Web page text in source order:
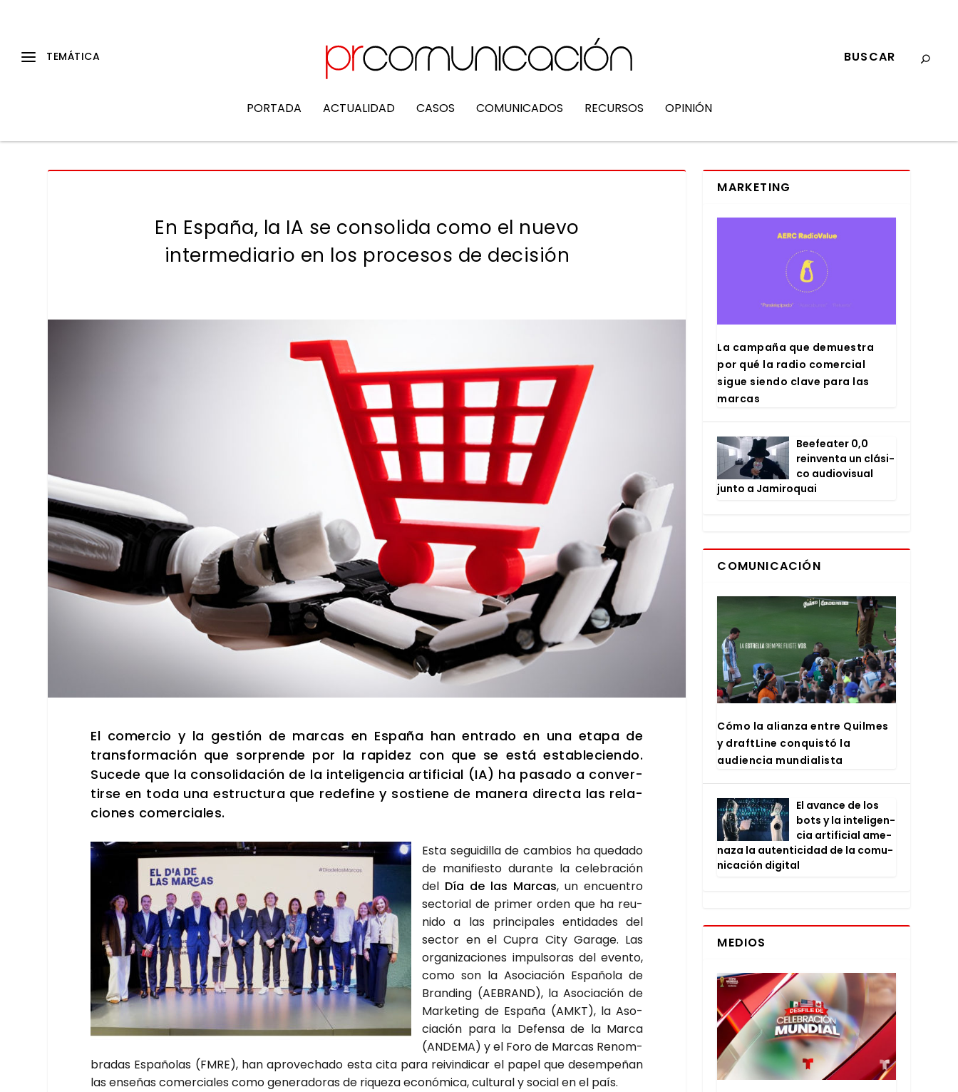
PORTADA ACTUALIDAD CASOS COMUNICADOS RECURSOS OPINIÓN
En España, la IA se consolida como el nuevo
intermediario en los procesos de decisión
El comer­cio y la ges­tión de mar­cas en Espa­ña han entra­do en una eta­pa de
trans­for­ma­ción que sor­pren­de por la rapi­dez con que se está esta­ble­cien­do.
Suce­de que la con­so­li­da­ción de la inte­li­gen­cia arti­fi­cial (IA) ha pasa­do a con­ver­
tir­se en toda una estruc­tu­ra que rede­fi­ne y sos­tie­ne de mane­ra direc­ta las rela­
cio­nes comer­cia­les.
Esta segui­di­lla de cam­bios ha que­da­do
de mani­fies­to duran­te la cele­bra­ción
del Día de las Mar­cas, un encuen­tro
sec­to­rial de pri­mer orden que ha reu­
ni­do a las prin­ci­pa­les enti­da­des del
sec­tor en el Cupra City Gara­ge. Las
orga­ni­za­cio­nes impul­so­ras del even­to,
como son la Aso­cia­ción Espa­ño­la de
Bran­ding (AEBRAND), la Aso­cia­ción de
Mar­ke­ting de Espa­ña (AMKT), la Aso­
cia­ción para la Defen­sa de la Mar­ca
(ANDE­MA) y el Foro de Mar­cas Renom­
bra­das Espa­ño­las (FMRE), han apro­ve­cha­do esta cita para rei­vin­di­car el papel que desem­pe­ñan
las ense­ñas comer­cia­les como gene­ra­do­ras de rique­za eco­nó­mi­ca, cul­tu­ral y social en el país.
MARKETING
La cam­pa­ña que demues­tra
por qué la radio comer­cial
sigue sien­do cla­ve para las
mar­cas
Bee­fea­ter 0,0
rein­ven­ta un clá­si­
co audio­vi­sual
jun­to a Jami­ro­quai
COMUNICACIÓN
Cómo la alian­za entre Quil­mes
y draftLi­ne con­quis­tó la
audien­cia mun­dia­lis­ta
El avan­ce de los
bots y la inte­li­gen­
cia arti­fi­cial ame­
na­za la auten­ti­ci­dad de la comu­
ni­ca­ción digi­tal
MEDIOS